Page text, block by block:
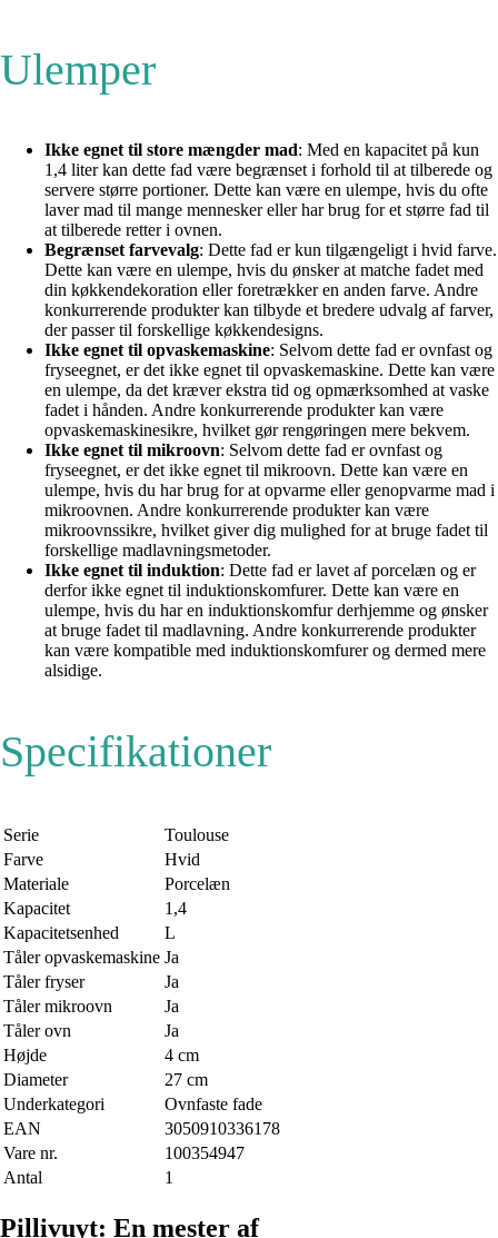
Ulemper
Ikke egnet til store mængder mad: Med en kapacitet på kun
1,4 liter kan dette fad være begrænset i forhold til at tilberede og
servere større portioner. Dette kan være en ulempe, hvis du ofte
laver mad til mange mennesker eller har brug for et større fad til
at tilberede retter i ovnen.
Begrænset farvevalg: Dette fad er kun tilgængeligt i hvid farve.
Dette kan være en ulempe, hvis du ønsker at matche fadet med
din køkkendekoration eller foretrækker en anden farve. Andre
konkurrerende produkter kan tilbyde et bredere udvalg af farver,
der passer til forskellige køkkendesigns.
Ikke egnet til opvaskemaskine: Selvom dette fad er ovnfast og
fryseegnet, er det ikke egnet til opvaskemaskine. Dette kan være
en ulempe, da det kræver ekstra tid og opmærksomhed at vaske
fadet i hånden. Andre konkurrerende produkter kan være
opvaskemaskinesikre, hvilket gør rengøringen mere bekvem.
Ikke egnet til mikroovn: Selvom dette fad er ovnfast og
fryseegnet, er det ikke egnet til mikroovn. Dette kan være en
ulempe, hvis du har brug for at opvarme eller genopvarme mad i
mikroovnen. Andre konkurrerende produkter kan være
mikroovnssikre, hvilket giver dig mulighed for at bruge fadet til
forskellige madlavningsmetoder.
Ikke egnet til induktion: Dette fad er lavet af porcelæn og er
derfor ikke egnet til induktionskomfurer. Dette kan være en
ulempe, hvis du har en induktionskomfur derhjemme og ønsker
at bruge fadet til madlavning. Andre konkurrerende produkter
kan være kompatible med induktionskomfurer og dermed mere
alsidige.
Specifikationer
Serie
Toulouse
Farve
Hvid
Materiale
Porcelæn
Kapacitet
1,4
Kapacitetsenhed
L
Tåler opvaskemaskine Ja
Tåler fryser
Ja
Tåler mikroovn
Ja
Tåler ovn
Ja
Højde
4 cm
Diameter
27 cm
Underkategori
Ovnfaste fade
EAN
3050910336178
Vare nr.
100354947
Antal
1
Pillivuyt: En mester af